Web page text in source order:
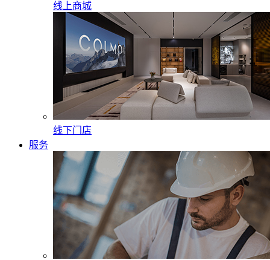
线上商城
线下门店
服务